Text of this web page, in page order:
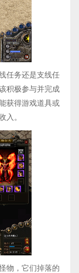
任务还是支线任
积极参与并完成
获得游戏道具或
入。
物，它们掉落的